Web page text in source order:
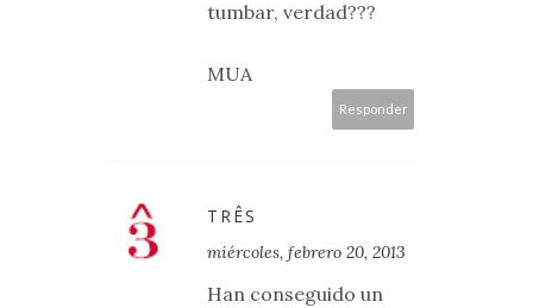
tumbar, verdad???
MUA
Responder
TRÊS
miércoles, febrero 20, 2013
Han conseguido un